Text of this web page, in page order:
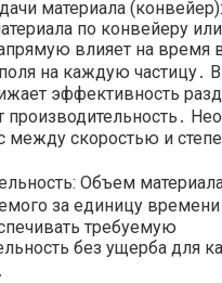
материала
по конвейеру
влияет на время
на каждую частицу․
эффективность
производительность․
между скоростью и
Объем
за единицу
требуемую
без ущерба для